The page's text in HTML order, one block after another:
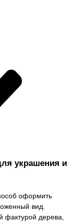
украшения и
оформить
вид.
фактурой дерева,